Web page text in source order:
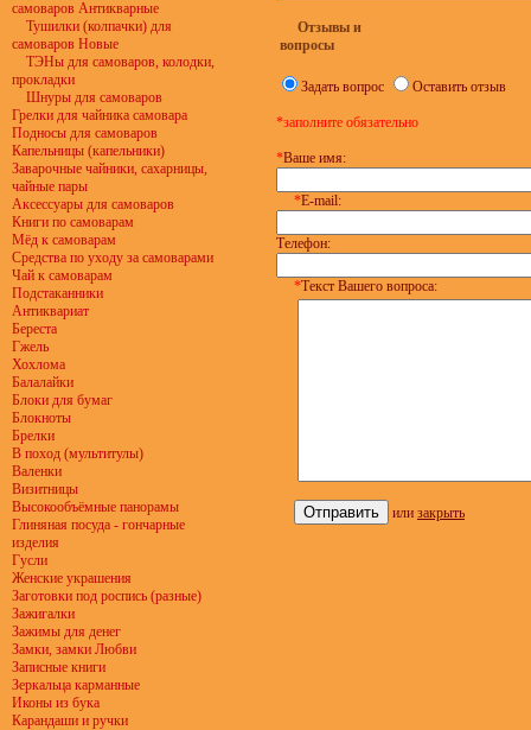
самоваров Антикварные
Тушилки (колпачки) для
самоваров Новые
ТЭНы для самоваров, колодки,
прокладки
Шнуры для самоваров
Грелки для чайника самовара
Подносы для самоваров
Капельницы (капельники)
Заварочные чайники, сахарницы,
чайные пары
Аксессуары для самоваров
Книги по самоварам
Мёд к самоварам
Средства по уходу за самоварами
Чай к самоварам
Подстаканники
Антиквариат
Береста
Гжель
Хохлома
Балалайки
Блоки для бумаг
Блокноты
Брелки
В поход (мультитулы)
Валенки
Визитницы
Высокообъёмные панорамы
Глиняная посуда - гончарные
изделия
Гусли
Женские украшения
Заготовки под роспись (разные)
Зажигалки
Зажимы для денег
Замки, замки Любви
Записные книги
Зеркальца карманные
Иконы из бука
Карандаши и ручки
Отзывы и
вопросы
Задать вопрос Оставить отзыв
*заполните обязательно
*Ваше имя:
*E-mail:
Телефон:
*Текст Вашего вопроса:
или закрыть